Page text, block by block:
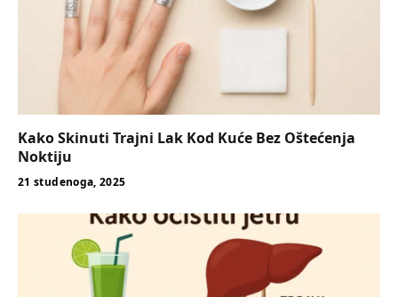
Kako Skinuti Trajni Lak Kod Kuće Bez Oštećenja
Noktiju
21 studenoga, 2025